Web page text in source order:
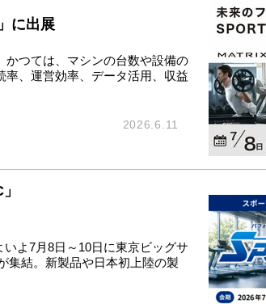
に出展
かつては、マシンの台数や設備の
、運営効率、データ活用、収益
2026.6.11
よ7月8日～10日に東京ビッグサ
集結。新製品や日本初上陸の製